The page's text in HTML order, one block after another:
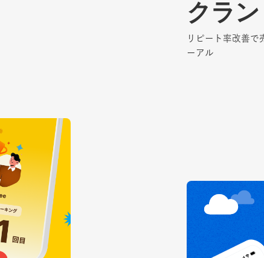
クラン
リピート率改善で
ーアル
クラン
リピート率改善で
ーアル